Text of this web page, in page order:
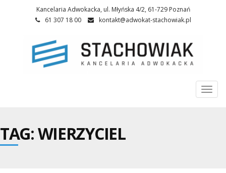
Kancelaria Adwokacka, ul. Młyńska 4/2, 61-729 Poznań
61 307 18 00
kontakt@adwokat-stachowiak.pl
TAG: WIERZYCIEL